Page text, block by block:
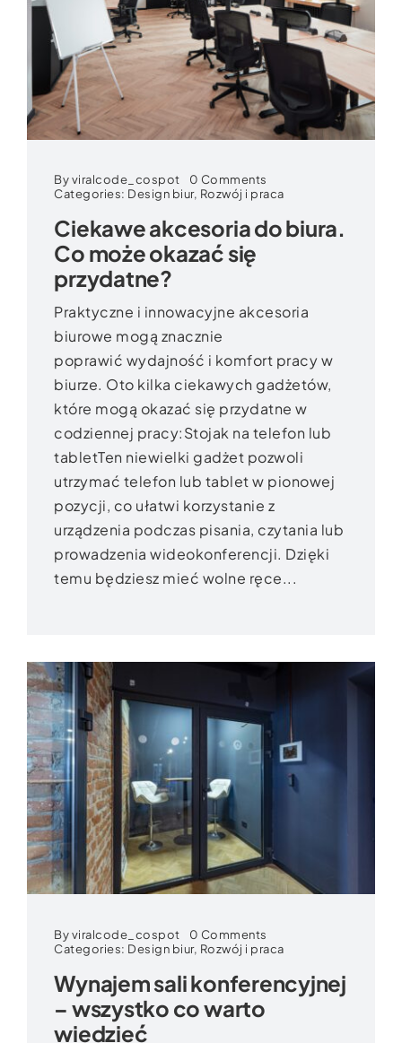
Byviralcode_cospot 0 Comments
Ciekawe
do
biura.
przydatne?
Categories: Design biur, Rozwój i praca
Ciekawe akcesoria do biura.
Co może okazać się
przydatne?
Praktyczne i innowacyjne akcesoria
biurowe mogą znacznie
poprawić wydajność i komfort pracy w
biurze. Oto kilka ciekawych gadżetów,
które mogą okazać się przydatne w
codziennej pracy:Stojak na telefon lub
tabletTen niewielki gadżet pozwoli
utrzymać telefon lub tablet w pionowej
pozycji, co ułatwi korzystanie z
urządzenia podczas pisania, czytania lub
prowadzenia wideokonferencji. Dzięki
temu będziesz mieć wolne ręce...
Byviralcode_cospot 0 Comments
Wynajem
konferencyjnej
–
Categories: Design biur, Rozwój i praca
Wynajem sali konferencyjnej
– wszystko co warto
wiedzieć